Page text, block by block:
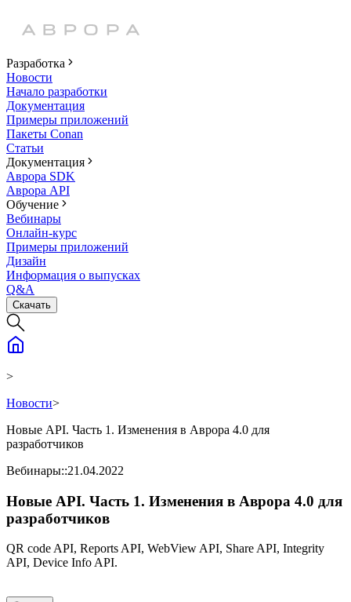
Разработка
Новости
Начало разработки
Документация
Примеры приложений
Пакеты Conan
Статьи
Документация
Аврора SDK
Аврора API
Обучение
Вебинары
Онлайн-курс
Примеры приложений
Дизайн
Информация о выпусках
Q&A
Скачать
>
Новости>
Новые API. Часть 1. Изменения в Аврора 4.0 для
разработчиков
Вебинары::21.04.2022
Новые API. Часть 1. Изменения в Аврора 4.0 для
разработчиков
QR code API, Reports API, WebView API, Share API, Integrity
API, Device Info API.